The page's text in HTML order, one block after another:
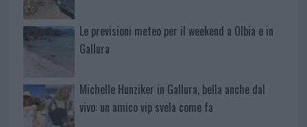
Le previsioni meteo per il weekend a Olbia e in
Gallura
Michelle Hunziker in Gallura, bella anche dal
vivo: un amico vip svela come fa